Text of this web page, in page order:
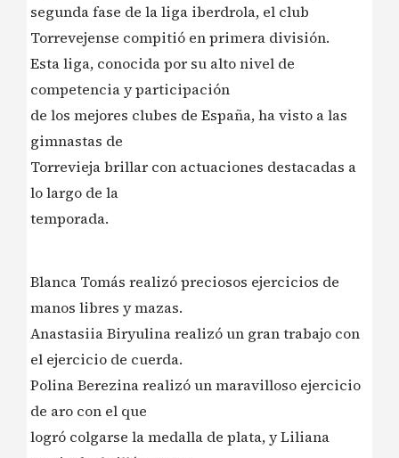
segunda fase de la liga iberdrola, el club
Torrevejense compitió en primera división.
Esta liga, conocida por su alto nivel de
competencia y participación
de los mejores clubes de España, ha visto a las
gimnastas de
Torrevieja brillar con actuaciones destacadas a
lo largo de la
temporada.
Blanca Tomás realizó preciosos ejercicios de
manos libres y mazas.
Anastasiia Biryulina realizó un gran trabajo con
el ejercicio de cuerda.
Polina Berezina realizó un maravilloso ejercicio
de aro con el que
logró colgarse la medalla de plata, y Liliana